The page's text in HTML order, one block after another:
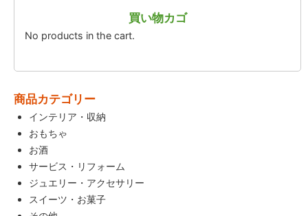
買い物カゴ
No products in the cart.
商品カテゴリー
インテリア・収納
おもちゃ
お酒
サービス・リフォーム
ジュエリー・アクセサリー
スイーツ・お菓子